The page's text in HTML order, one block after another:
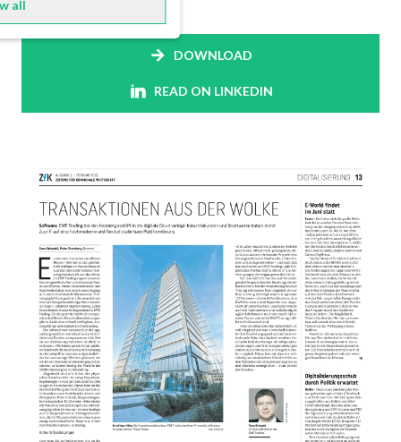
all
DOWNLOAD
READ ON LINKEDIN